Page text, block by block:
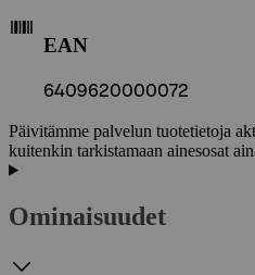
EAN
6409620000072
Päivitämme palvelun tuotetietoja
kuitenkin tarkistamaan ainesosat
Ominaisuudet